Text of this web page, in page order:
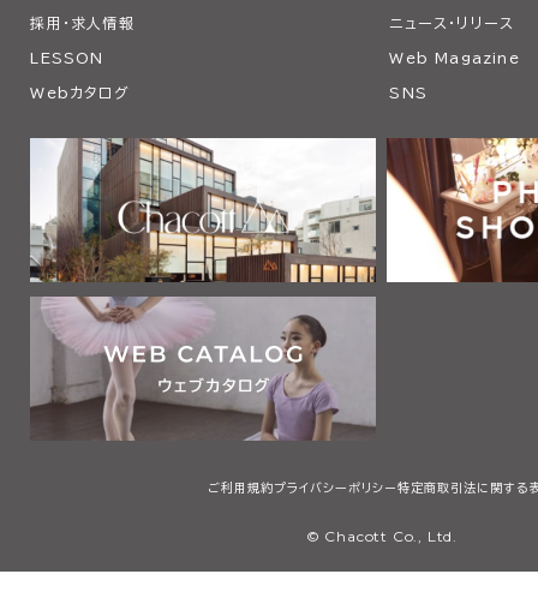
採用・求人情報 ニュース・リリース
LESSON Web Magazine
Webカタログ SNS
ご利用規約プライバシーポリシー 特定商取引法に関する
© Chacott Co., Ltd.